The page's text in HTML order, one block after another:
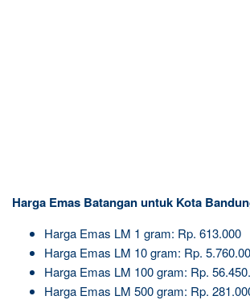
Harga Emas Batangan untuk Kota
Harga Emas LM 1 gram: Rp. 613.000
Harga Emas LM 10 gram: Rp.
Harga Emas LM 100 gram: Rp.
Harga Emas LM 500 gram: Rp.